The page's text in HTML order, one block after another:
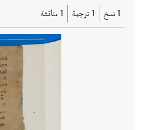
1 نسخ 1 ترجمة 1 مناقشة